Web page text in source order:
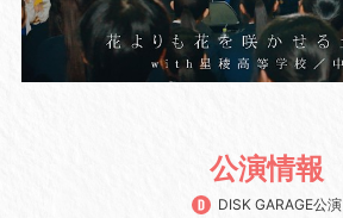
公演情報
DISK GARAGE公演